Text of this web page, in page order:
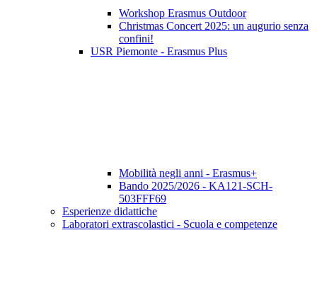
Workshop Erasmus Outdoor
Christmas Concert 2025: un augurio senza
confini!
USR Piemonte - Erasmus Plus
Mobilità negli anni - Erasmus+
Bando 2025/2026 - KA121-SCH-
503FFF69
Esperienze didattiche
Laboratori extrascolastici - Scuola e competenze